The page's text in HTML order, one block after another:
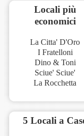
Locali più
economici
La Citta' D'Oro
I Fratelloni
Dino & Toni
Sciue' Sciue'
La Rocchetta
5 Locali a